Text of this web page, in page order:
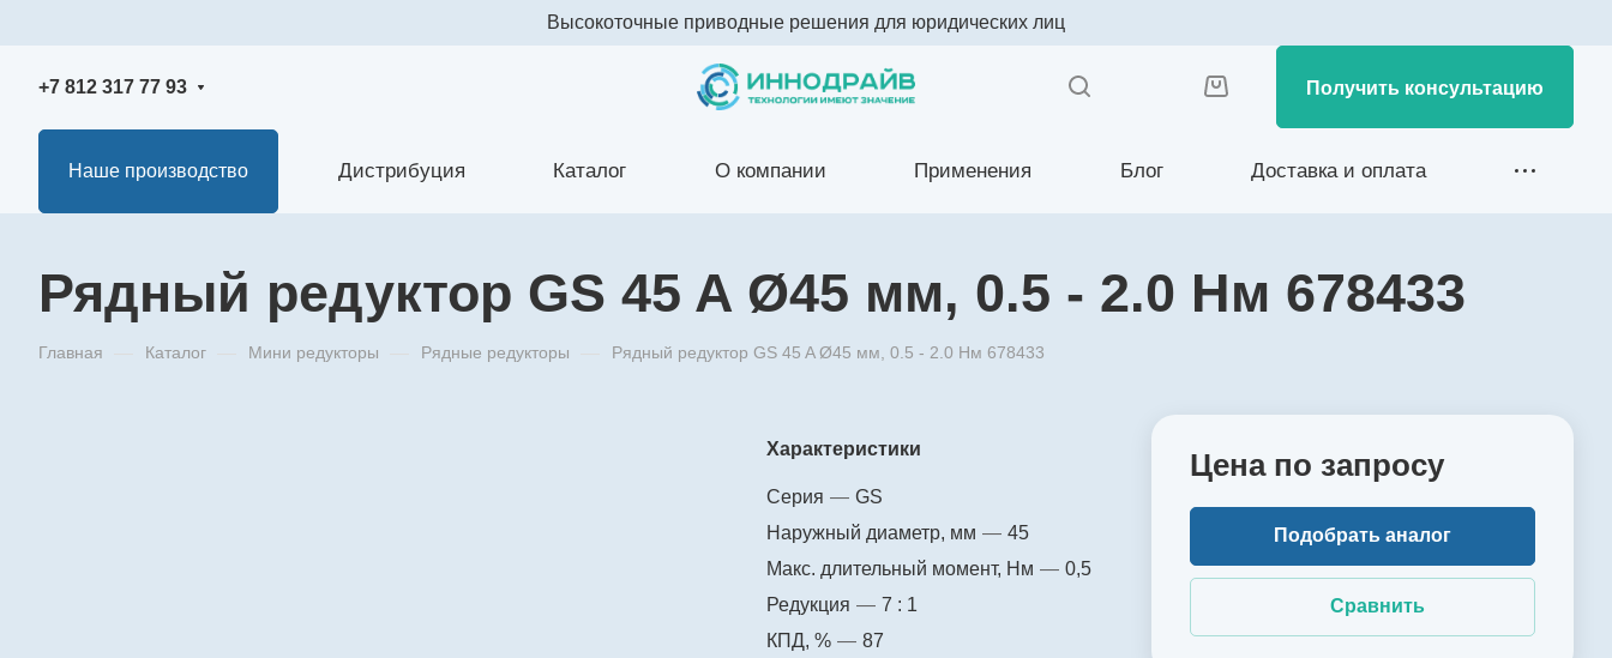
+7 812 317 77 93 Получить консультацию
Наше производство Дистрибуция Каталог О компании Применения Блог Доставка и оплата
Высокоточные приводные решения для юридических лиц
Рядный редуктор GS 45 A Ø45 мм, 0.5 - 2.0 Нм 678433
Главная Каталог Мини редукторы Рядные редукторы Рядный редуктор GS 45 A Ø45 мм, 0.5 - 2.0 Нм 678433
Цена по запросу
Подобрать аналог
Сравнить
Характеристики
Серия — GS
Наружный диаметр, мм — 45
Макс. длительный момент, Нм — 0,5
Редукция — 7 : 1
КПД, % — 87